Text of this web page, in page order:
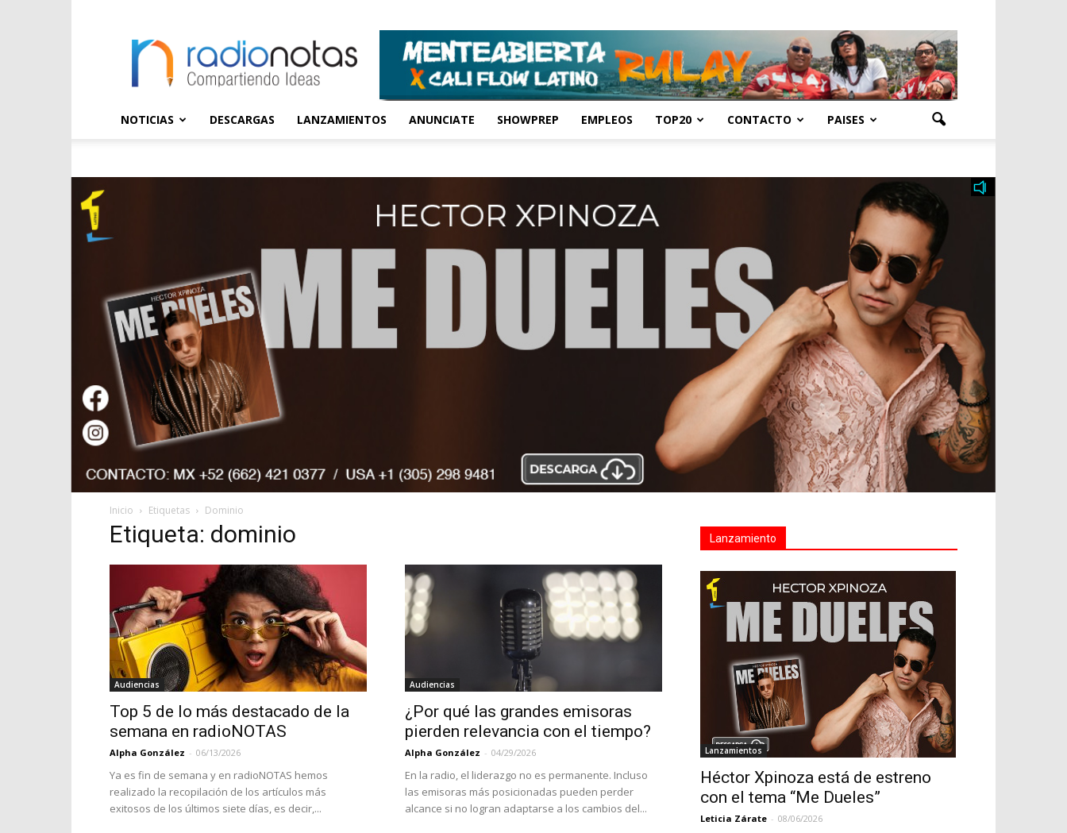
NOTICIAS DESCARGAS LANZAMIENTOS ANUNCIATE SHOWPREP EMPLEOS TOP20 CONTACTO PAISES
Inicio Etiquetas Dominio
Etiqueta: dominio
Audiencias
Top 5 de lo más destacado de la
semana en radioNOTAS
Alpha González - 06/13/2026
Ya es fin de semana y en radioNOTAS hemos
realizado la recopilación de los artículos más
exitosos de los últimos siete días, es decir,...
Audiencias
¿Por qué las grandes emisoras
pierden relevancia con el tiempo?
Alpha González - 04/29/2026
En la radio, el liderazgo no es permanente. Incluso
las emisoras más posicionadas pueden perder
alcance si no logran adaptarse a los cambios del...
Lanzamiento
Lanzamientos
Héctor Xpinoza está de estreno
con el tema “Me Dueles”
Leticia Zárate - 08/06/2026